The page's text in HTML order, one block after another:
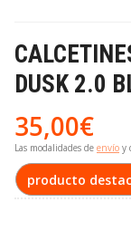
DUSK 2.0
35,00€
Las modalidades de envío y
producto